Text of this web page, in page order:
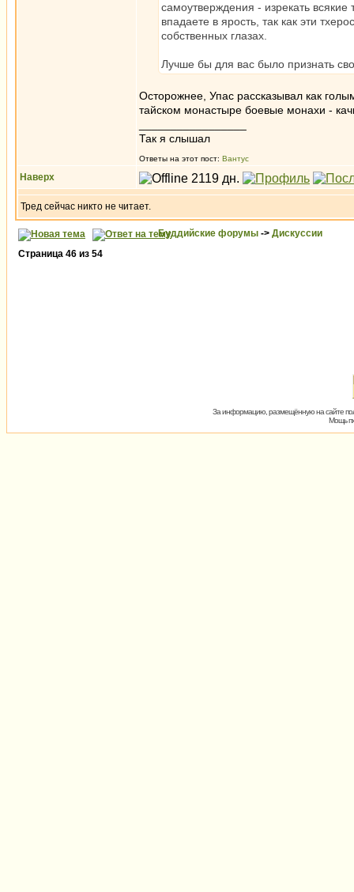
самоутверждения - изрекать
впадаете в ярость, так как эти
собственных глазах.
Лучше бы для вас было признать
Осторожнее, Упас рассказывал как
тайском монастыре боевые монахи -
Так я слышал
Ответы на этот пост: Вантус
Наверх
Тред сейчас никто не читает.
Буддийские форумы -> Дискуссии
Страница 46 из 54
За информацию, размещённую на сайте
Мощь